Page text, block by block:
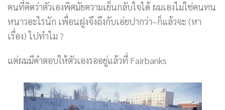
คนที่คิดว่าตัวเองพิศมัยความเย็นกลับใจได้ ผมเองไม่ใช่คนทน
หนาวอะไรนัก เพื่อนฝูงจึงถึงกับเอ่ยปากว่า–ก็แล้วจะ (หา
เรื่อง) ไปทำไม ?
แต่ผมมีคำตอบให้ตัวเองรออยู่แล้วที่ Fairbanks